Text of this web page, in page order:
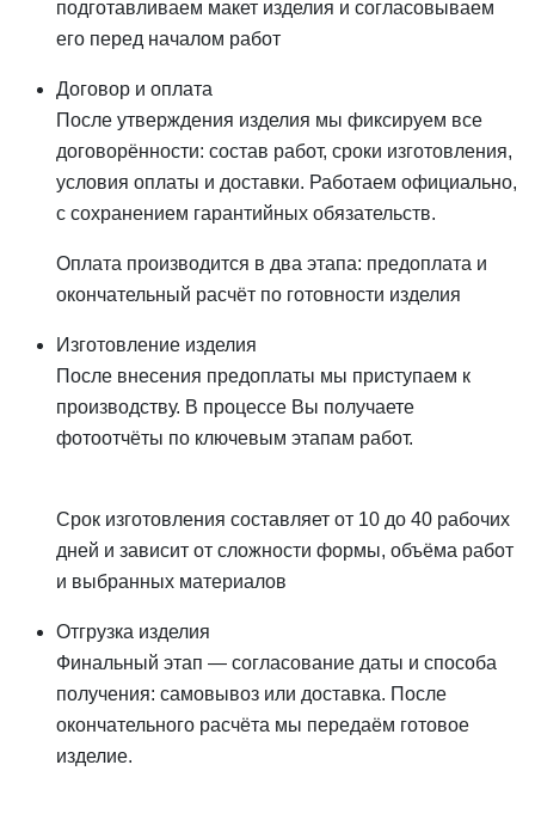
подготавливаем макет изделия и согласовываем
его перед началом работ
Договор и оплата
После утверждения изделия мы фиксируем все
договорённости: состав работ, сроки изготовления,
условия оплаты и доставки. Работаем официально,
с сохранением гарантийных обязательств.
Оплата производится в два этапа: предоплата и
окончательный расчёт по готовности изделия
Изготовление изделия
После внесения предоплаты мы приступаем к
производству. В процессе Вы получаете
фотоотчёты по ключевым этапам работ.
Срок изготовления составляет от 10 до 40 рабочих
дней и зависит от сложности формы, объёма работ
и выбранных материалов
Отгрузка изделия
Финальный этап — согласование даты и способа
получения: самовывоз или доставка. После
окончательного расчёта мы передаём готовое
изделие.